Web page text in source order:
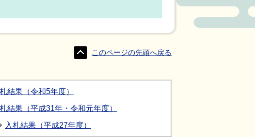
このページの先頭へ戻る
結果（令和5年度）
結果（平成31年・令和元年度）
入札結果（平成27年度）